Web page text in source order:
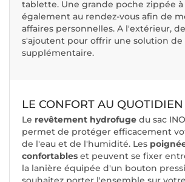
tablette. Une grande poche zippée
également au rendez-vous afin de
affaires personnelles. A l'extérieur,
s'ajoutent pour offrir une solution
supplémentaire.
LE CONFORT AU QUOTIDIEN
Le revêtement hydrofuge du sac
permet de protéger efficacement
de l'eau et de l'humidité. Les
confortables et peuvent se fixer
la lanière équipée d'un bouton